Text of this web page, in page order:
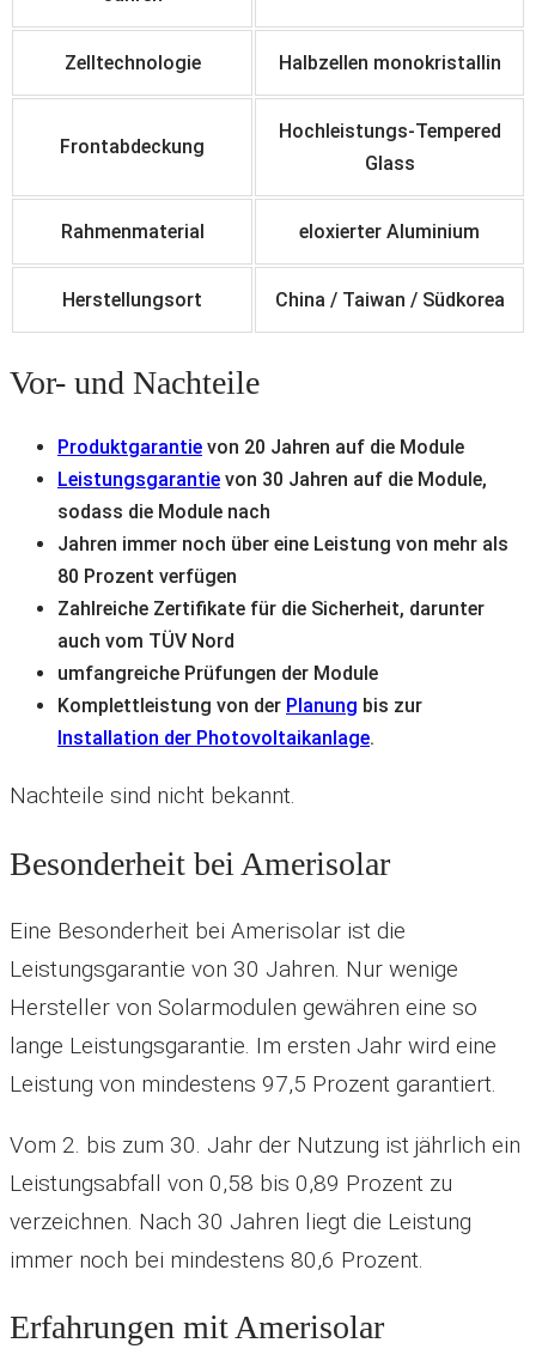
Zelltechnologie Halbzellen monokristallin
Frontabdeckung
Hochleistungs-Tempered
Glass
Rahmenmaterial eloxierter Aluminium
Herstellungsort China / Taiwan / Südkorea
Vor- und Nachteile
Produktgarantie von 20 Jahren auf die Module
Leistungsgarantie von 30 Jahren auf die Module,
sodass die Module nach
Jahren immer noch über eine Leistung von mehr als
80 Prozent verfügen
Zahlreiche Zertifikate für die Sicherheit, darunter
auch vom TÜV Nord
umfangreiche Prüfungen der Module
Komplettleistung von der Planung bis zur
Installation der Photovoltaikanlage.
Nachteile sind nicht bekannt.
Besonderheit bei Amerisolar
Eine Besonderheit bei Amerisolar ist die
Leistungsgarantie von 30 Jahren. Nur wenige
Hersteller von Solarmodulen gewähren eine so
lange Leistungsgarantie. Im ersten Jahr wird eine
Leistung von mindestens 97,5 Prozent garantiert.
Vom 2. bis zum 30. Jahr der Nutzung ist jährlich ein
Leistungsabfall von 0,58 bis 0,89 Prozent zu
verzeichnen. Nach 30 Jahren liegt die Leistung
immer noch bei mindestens 80,6 Prozent.
Erfahrungen mit Amerisolar